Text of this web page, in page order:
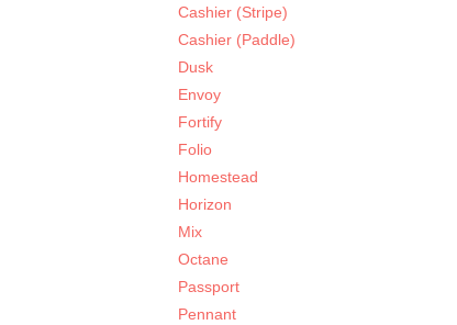
Cashier (Stripe)
Cashier (Paddle)
Dusk
Envoy
Fortify
Folio
Homestead
Horizon
Mix
Octane
Passport
Pennant